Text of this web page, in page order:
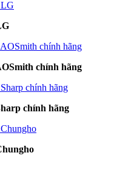
chính hãng
chính hãng